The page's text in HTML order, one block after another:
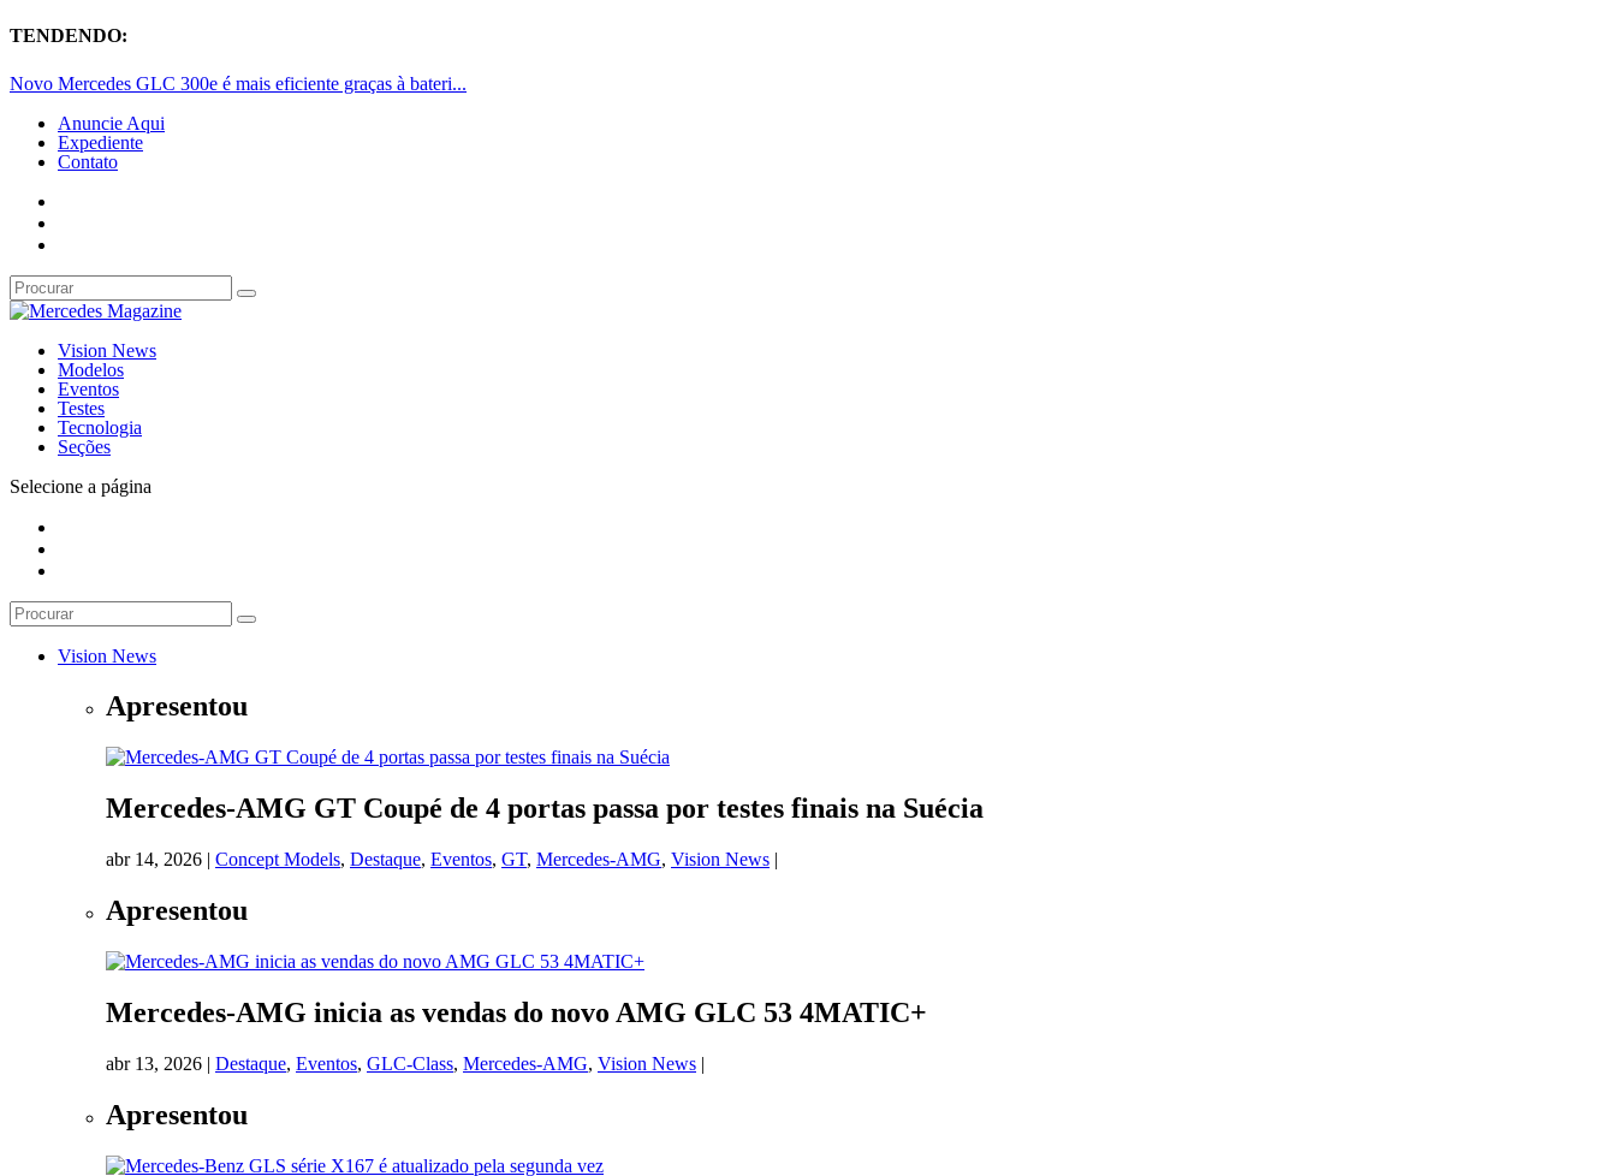
TENDENDO:
Novo Mercedes GLC 300e é mais eficiente graças à bateri...
Anuncie Aqui
Expediente
Contato
Vision News
Modelos
Eventos
Testes
Tecnologia
Seções
Selecione a página
Vision News
Apresentou
Mercedes-AMG GT Coupé de 4 portas passa por testes finais na Suécia
abr 14, 2026 | Concept Models, Destaque, Eventos, GT, Mercedes-AMG, Vision News |
Apresentou
Mercedes-AMG inicia as vendas do novo AMG GLC 53 4MATIC+
abr 13, 2026 | Destaque, Eventos, GLC-Class, Mercedes-AMG, Vision News |
Apresentou